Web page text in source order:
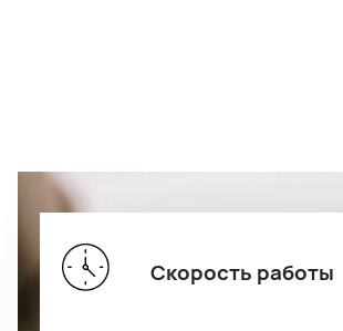
Скорость работы